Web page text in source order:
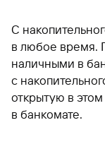
С
в любое время.
наличными в
с
открытую в этом
в банкомате.